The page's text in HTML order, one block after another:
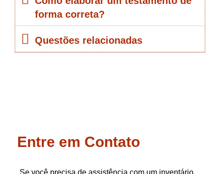
forma correta?
Questões relacionadas
Entre em Contato